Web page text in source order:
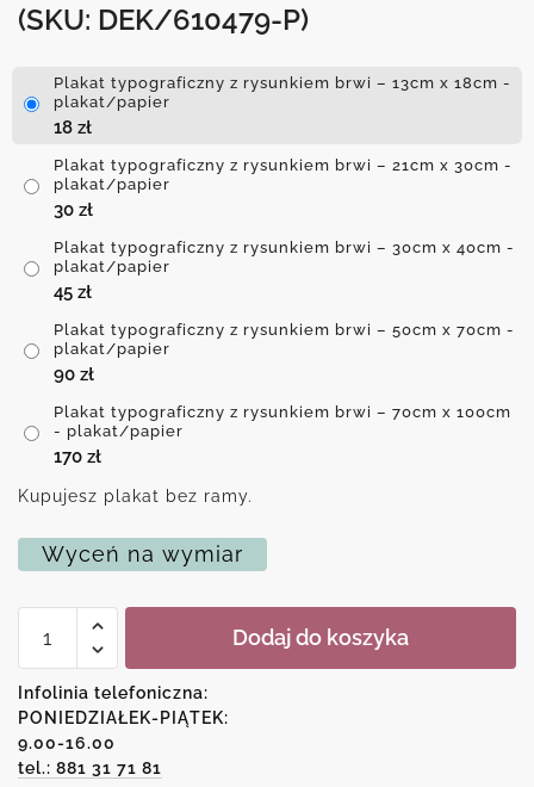
(SKU: DEK/610479-P)
Plakat typograficzny z rysunkiem brwi – 13cm x 18cm -
plakat/papier
18 zł
Plakat typograficzny z rysunkiem brwi – 21cm x 30cm -
plakat/papier
30 zł
Plakat typograficzny z rysunkiem brwi – 30cm x 40cm -
plakat/papier
45 zł
Plakat typograficzny z rysunkiem brwi – 50cm x 70cm -
plakat/papier
90 zł
Plakat typograficzny z rysunkiem brwi – 70cm x 100cm
- plakat/papier
170 zł
Kupujesz plakat bez ramy.
Wyceń na wymiar
ilość
Plakat
typograficzny
rysunkiem
brwi
Dodaj do koszyka
Infolinia telefoniczna:
PONIEDZIAŁEK-PIĄTEK:
9.00-16.00
tel.: 881 31 71 81